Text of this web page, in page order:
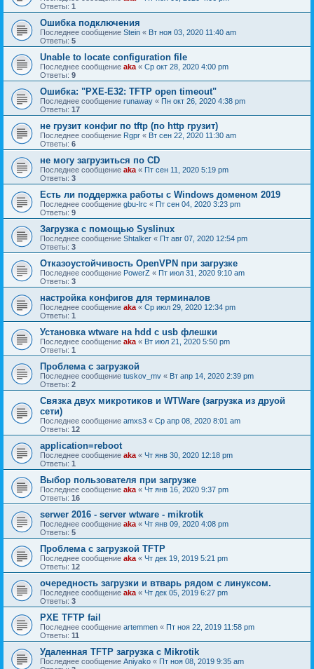
Ответы: 1
Ошибка подключения
Последнее сообщение Stein « Вт ноя 03, 2020 11:40 am
Ответы: 5
Unable to locate configuration file
Последнее сообщение aka « Ср окт 28, 2020 4:00 pm
Ответы: 9
Ошибка: "PXE-E32: TFTP open timeout"
Последнее сообщение runaway « Пн окт 26, 2020 4:38 pm
Ответы: 17
не грузит конфиг по tftp (по http грузит)
Последнее сообщение Rgpr « Вт сен 22, 2020 11:30 am
Ответы: 6
не могу загрузиться по CD
Последнее сообщение aka « Пт сен 11, 2020 5:19 pm
Ответы: 3
Есть ли поддержка работы с Windows доменом 2019
Последнее сообщение gbu-lrc « Пт сен 04, 2020 3:23 pm
Ответы: 9
Загрузка с помощью Syslinux
Последнее сообщение Shtalker « Пт авг 07, 2020 12:54 pm
Ответы: 3
Отказоустойчивость OpenVPN при загрузке
Последнее сообщение PowerZ « Пт июл 31, 2020 9:10 am
Ответы: 3
настройка конфигов для терминалов
Последнее сообщение aka « Ср июл 29, 2020 12:34 pm
Ответы: 1
Установка wtware на hdd с usb флешки
Последнее сообщение aka « Вт июл 21, 2020 5:50 pm
Ответы: 1
Проблема с загрузкой
Последнее сообщение tuskov_mv « Вт апр 14, 2020 2:39 pm
Ответы: 2
Связка двух микротиков и WTWare (загрузка из друой
сети)
Последнее сообщение amxs3 « Ср апр 08, 2020 8:01 am
Ответы: 12
application=reboot
Последнее сообщение aka « Чт янв 30, 2020 12:18 pm
Ответы: 1
Выбор пользователя при загрузке
Последнее сообщение aka « Чт янв 16, 2020 9:37 pm
Ответы: 16
serwer 2016 - server wtware - mikrotik
Последнее сообщение aka « Чт янв 09, 2020 4:08 pm
Ответы: 5
Проблема с загрузкой TFTP
Последнее сообщение aka « Чт дек 19, 2019 5:21 pm
Ответы: 12
очередность загрузки и втварь рядом с линуксом.
Последнее сообщение aka « Чт дек 05, 2019 6:27 pm
Ответы: 3
PXE TFTP fail
Последнее сообщение artemmen « Пт ноя 22, 2019 11:58 pm
Ответы: 11
Удаленная TFTP загрузка с Mikrotik
Последнее сообщение Aniyako « Пт ноя 08, 2019 9:35 am